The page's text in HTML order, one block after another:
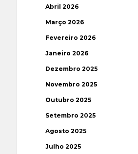
Abril 2026
Março 2026
Fevereiro 2026
Janeiro 2026
Dezembro 2025
Novembro 2025
Outubro 2025
Setembro 2025
Agosto 2025
Julho 2025